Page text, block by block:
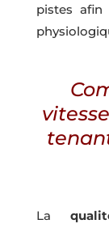
pistes afin
La